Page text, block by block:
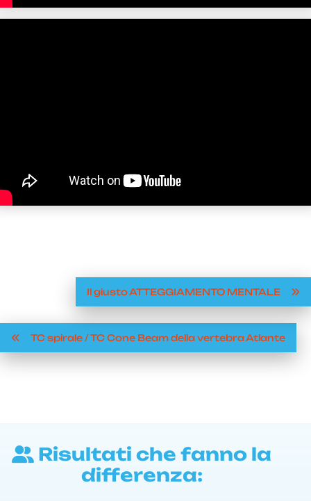
TC spirale / TC Cone Beam della vertebra Atlante
Il giusto ATTEGGIAMENTO MENTALE
Risultati che fanno la
differenza: